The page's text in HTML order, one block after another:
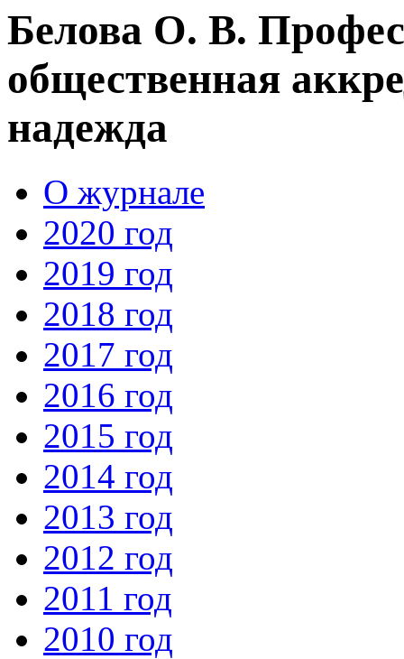
Белова О. В.
общественная
надежда
О журнале
2020 год
2019 год
2018 год
2017 год
2016 год
2015 год
2014 год
2013 год
2012 год
2011 год
2010 год